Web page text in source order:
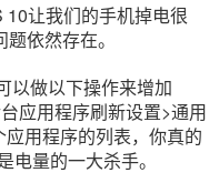
让我们的手机掉电很
依然存在。
做以下操作来增加
应用程序刷新设置>通用
用程序的列表，你真的
量的一大杀手。